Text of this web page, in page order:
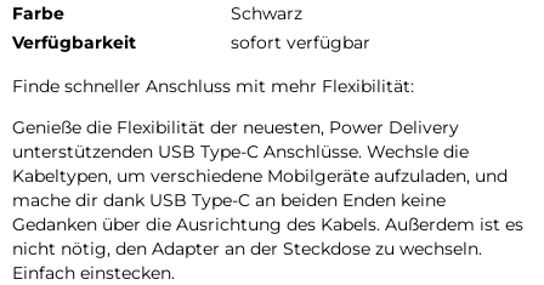
Farbe
Schwarz
Verfügbarkeit
sofort verfügbar
Finde schneller Anschluss mit mehr Flexibilität:
Genieße die Flexibilität der neuesten, Power Delivery
unterstützenden USB Type-C Anschlüsse. Wechsle die
Kabeltypen, um verschiedene Mobilgeräte aufzuladen, und
mache dir dank USB Type-C an beiden Enden keine
Gedanken über die Ausrichtung des Kabels. Außerdem ist es
nicht nötig, den Adapter an der Steckdose zu wechseln.
Einfach einstecken.